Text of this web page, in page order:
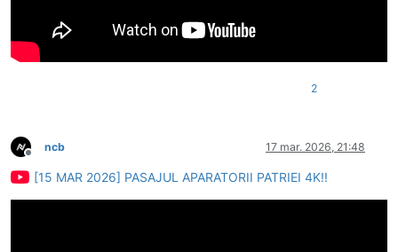
2
Deconectat
ncb 17 mar. 2026, 21:48
[15 MAR 2026] PASAJUL APARATORII PATRIEI 4K!!